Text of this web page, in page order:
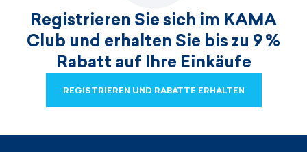
Registrieren Sie sich im KAMA
Club und erhalten Sie bis zu 9 %
Rabatt auf Ihre Einkäufe
REGISTRIEREN UND RABATTE ERHALTEN